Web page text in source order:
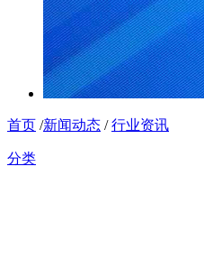
首页 /新闻动态 /行业资讯
分类